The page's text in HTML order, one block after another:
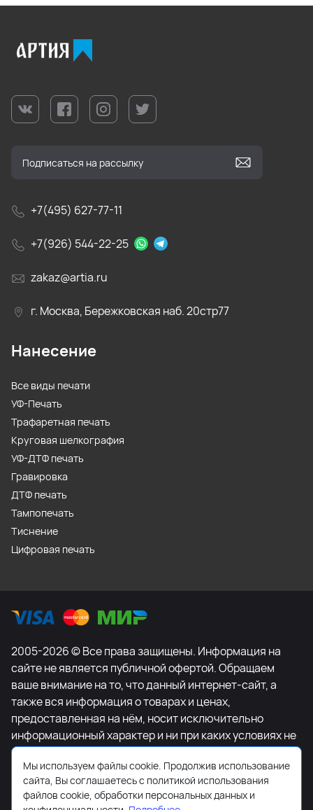
+7(495) 627-77-11
+7(926) 544-22-25
zakaz@artia.ru
г. Москва, Бережковская наб. 20стр77
Нанесение
Все виды печати
УФ-Печать
Трафаретная печать
Круговая шелкография
УФ-ДТФ печать
Гравировка
ДТФ печать
Тампопечать
Тиснение
Цифровая печать
2005-2026 © Все права защищены. Информация на
сайте не является публичной офертой. Обращаем
ваше внимание на то, что данный интернет-сайт, а
также вся информация о товарах и ценах,
предоставленная на нём, носит исключительно
информационный характер и ни при каких условиях не
является публичной офертой, определяемой
положениями Статьи 437 Гражданского кодекса
Российской Федерации. Для получения подробной
информации о наличии и стоимости указанных
Мы используем файлы cookie. Продолжив использование
сайта, Вы соглашаетесь с политикой использования
файлов cookie, обработки персональных данных и